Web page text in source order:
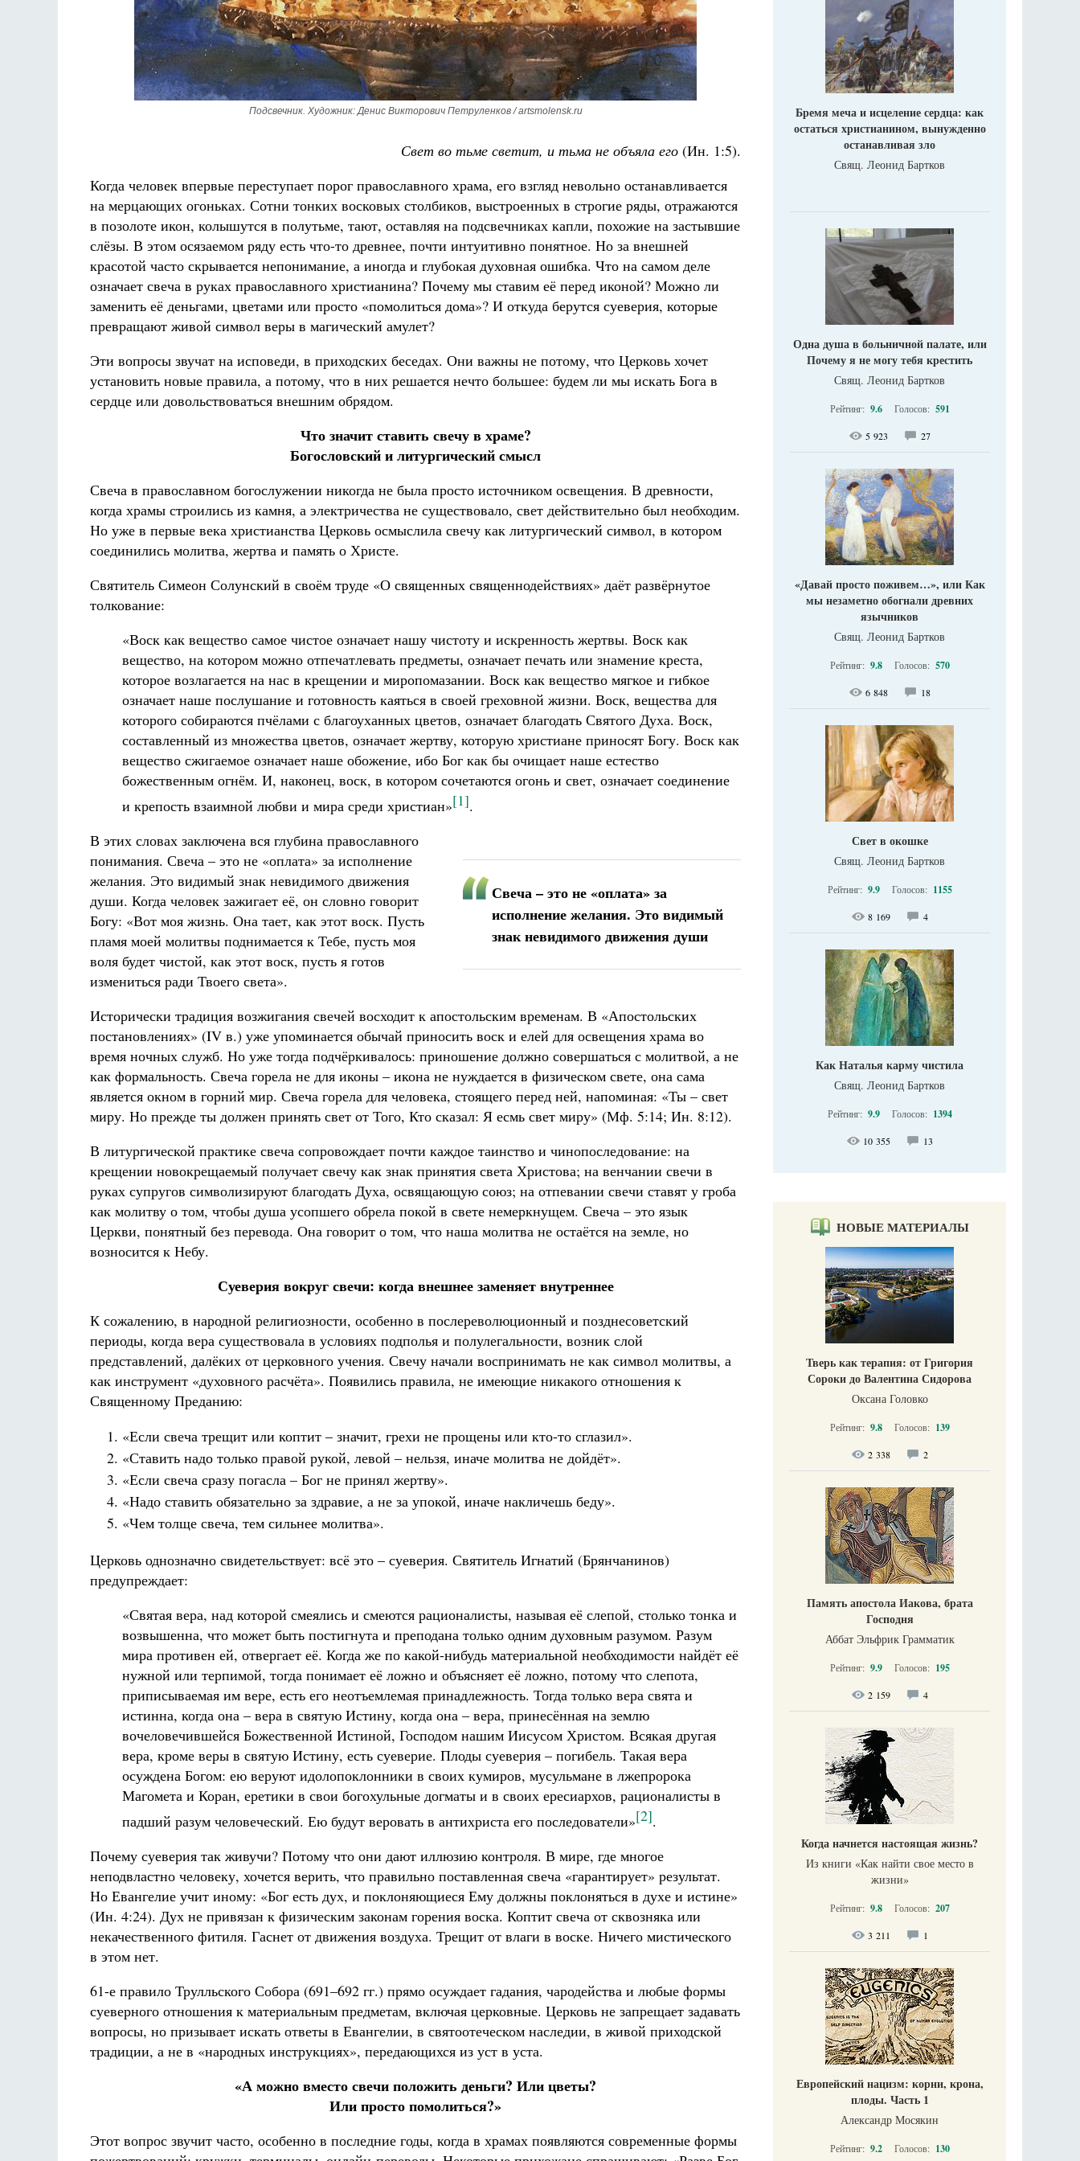
Подсвечник. Художник: Денис Викторович Петруленков / artsmolensk.ru
Свет во тьме светит, и тьма не объяла его (Ин. 1:5).
Когда человек впервые переступает порог православного храма, его взгляд невольно останавливается
на мерцающих огоньках. Сотни тонких восковых столбиков, выстроенных в строгие ряды, отражаются
в позолоте икон, колышутся в полутьме, тают, оставляя на подсвечниках капли, похожие на застывшие
слёзы. В этом осязаемом ряду есть что-то древнее, почти интуитивно понятное. Но за внешней
красотой часто скрывается непонимание, а иногда и глубокая духовная ошибка. Что на самом деле
означает свеча в руках православного христианина? Почему мы ставим её перед иконой? Можно ли
заменить её деньгами, цветами или просто «помолиться дома»? И откуда берутся суеверия, которые
превращают живой символ веры в магический амулет?
Эти вопросы звучат на исповеди, в приходских беседах. Они важны не потому, что Церковь хочет
установить новые правила, а потому, что в них решается нечто большее: будем ли мы искать Бога в
сердце или довольствоваться внешним обрядом.
Что значит ставить свечу в храме?
Богословский и литургический смысл
Свеча в православном богослужении никогда не была просто источником освещения. В древности,
когда храмы строились из камня, а электричества не существовало, свет действительно был необходим.
Но уже в первые века христианства Церковь осмыслила свечу как литургический символ, в котором
соединились молитва, жертва и память о Христе.
Святитель Симеон Солунский в своём труде «О священных священнодействиях» даёт развёрнутое
толкование:
«Воск как вещество самое чистое означает нашу чистоту и искренность жертвы. Воск как
вещество, на котором можно отпечатлевать предметы, означает печать или знамение креста,
которое возлагается на нас в крещении и миропомазании. Воск как вещество мягкое и гибкое
означает наше послушание и готовность каяться в своей греховной жизни. Воск, вещества для
которого собираются пчёлами с благоуханных цветов, означает благодать Святого Духа. Воск,
составленный из множества цветов, означает жертву, которую христиане приносят Богу. Воск как
вещество сжигаемое означает наше обожение, ибо Бог как бы очищает наше естество
божественным огнём. И, наконец, воск, в котором сочетаются огонь и свет, означает соединение
и крепость взаимной любви и мира среди христиан»[1].
Свеча – это не «оплата» за
исполнение желания. Это видимый
знак невидимого движения души
В этих словах заключена вся глубина православного
понимания. Свеча – это не «оплата» за исполнение
желания. Это видимый знак невидимого движения
души. Когда человек зажигает её, он словно говорит
Богу: «Вот моя жизнь. Она тает, как этот воск. Пусть
пламя моей молитвы поднимается к Тебе, пусть моя
воля будет чистой, как этот воск, пусть я готов
измениться ради Твоего света».
Исторически традиция возжигания свечей восходит к апостольским временам. В «Апостольских
постановлениях» (IV в.) уже упоминается обычай приносить воск и елей для освещения храма во
время ночных служб. Но уже тогда подчёркивалось: приношение должно совершаться с молитвой, а не
как формальность. Свеча горела не для иконы – икона не нуждается в физическом свете, она сама
является окном в горний мир. Свеча горела для человека, стоящего перед ней, напоминая: «Ты – свет
миру. Но прежде ты должен принять свет от Того, Кто сказал: Я есмь свет миру» (Мф. 5:14; Ин. 8:12).
В литургической практике свеча сопровождает почти каждое таинство и чинопоследование: на
крещении новокрещаемый получает свечу как знак принятия света Христова; на венчании свечи в
руках супругов символизируют благодать Духа, освящающую союз; на отпевании свечи ставят у гроба
как молитву о том, чтобы душа усопшего обрела покой в свете немеркнущем. Свеча – это язык
Церкви, понятный без перевода. Она говорит о том, что наша молитва не остаётся на земле, но
возносится к Небу.
Суеверия вокруг свечи: когда внешнее заменяет внутреннее
К сожалению, в народной религиозности, особенно в послереволюционный и позднесоветский
периоды, когда вера существовала в условиях подполья и полулегальности, возник слой
представлений, далёких от церковного учения. Свечу начали воспринимать не как символ молитвы, а
как инструмент «духовного расчёта». Появились правила, не имеющие никакого отношения к
Священному Преданию:
«Если свеча трещит или коптит – значит, грехи не прощены или кто-то сглазил».
«Ставить надо только правой рукой, левой – нельзя, иначе молитва не дойдёт».
«Если свеча сразу погасла – Бог не принял жертву».
«Надо ставить обязательно за здравие, а не за упокой, иначе накличешь беду».
«Чем толще свеча, тем сильнее молитва».
Церковь однозначно свидетельствует: всё это – суеверия. Святитель Игнатий (Брянчанинов)
предупреждает:
«Святая вера, над которой смеялись и смеются рационалисты, называя её слепой, столько тонка и
возвышенна, что может быть постигнута и преподана только одним духовным разумом. Разум
мира противен ей, отвергает её. Когда же по какой-нибудь материальной необходимости найдёт её
нужной или терпимой, тогда понимает её ложно и объясняет её ложно, потому что слепота,
приписываемая им вере, есть его неотъемлемая принадлежность. Тогда только вера свята и
истинна, когда она – вера в святую Истину, когда она – вера, принесённая на землю
вочеловечившейся Божественной Истиной, Господом нашим Иисусом Христом. Всякая другая
вера, кроме веры в святую Истину, есть суеверие. Плоды суеверия – погибель. Такая вера
осуждена Богом: ею веруют идолопоклонники в своих кумиров, мусульмане в лжепророка
Магомета и Коран, еретики в свои богохульные догматы и в своих ересиархов, рационалисты в
падший разум человеческий. Ею будут веровать в антихриста его последователи»[2].
Почему суеверия так живучи? Потому что они дают иллюзию контроля. В мире, где многое
неподвластно человеку, хочется верить, что правильно поставленная свеча «гарантирует» результат.
Но Евангелие учит иному: «Бог есть дух, и поклоняющиеся Ему должны поклоняться в духе и истине»
(Ин. 4:24). Дух не привязан к физическим законам горения воска. Коптит свеча от сквозняка или
некачественного фитиля. Гаснет от движения воздуха. Трещит от влаги в воске. Ничего мистического
в этом нет.
61-е правило Трулльского Собора (691–692 гг.) прямо осуждает гадания, чародейства и любые формы
суеверного отношения к материальным предметам, включая церковные. Церковь не запрещает задавать
вопросы, но призывает искать ответы в Евангелии, в святоотеческом наследии, в живой приходской
традиции, а не в «народных инструкциях», передающихся из уст в уста.
«А можно вместо свечи положить деньги? Или цветы?
Или просто помолиться?»
Этот вопрос звучит часто, особенно в последние годы, когда в храмах появляются современные формы
Бремя меча и исцеление сердца: как
остаться христианином, вынужденно
останавливая зло
Свящ. Леонид Бартков
Одна душа в больничной палате, или
Почему я не могу тебя крестить
Свящ. Леонид Бартков
Рейтинг: 9.6 Голосов: 591
5 923 27
«Давай просто поживем…», или Как
мы незаметно обогнали древних
язычников
Свящ. Леонид Бартков
Рейтинг: 9.8 Голосов: 570
6 848 18
Свет в окошке
Свящ. Леонид Бартков
Рейтинг: 9.9 Голосов: 1155
8 169 4
Как Наталья карму чистила
Свящ. Леонид Бартков
Рейтинг: 9.9 Голосов: 1394
10 355 13
НОВЫЕ МАТЕРИАЛЫ
Тверь как терапия: от Григория
Сороки до Валентина Сидорова
Оксана Головко
Рейтинг: 9.8 Голосов: 139
2 338 2
Память апостола Иакова, брата
Господня
Аббат Эльфрик Грамматик
Рейтинг: 9.9 Голосов: 195
2 159 4
Когда начнется настоящая жизнь?
Из книги «Как найти свое место в
жизни​»
Рейтинг: 9.8 Голосов: 207
3 211 1
Европейский нацизм: корни, крона,
плоды. Часть 1
Александр Мосякин
Рейтинг: 9.2 Голосов: 130